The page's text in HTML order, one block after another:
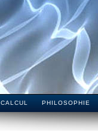
CALCUL PHILOSOPHIE